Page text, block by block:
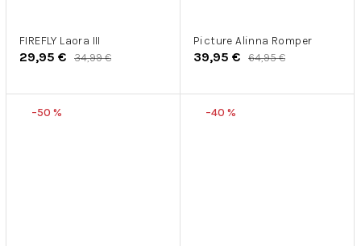
FIREFLY Laora III
29,95 € 34,99 €
Picture Alinna Romper
39,95 € 64,95 €
–50 % –40 %